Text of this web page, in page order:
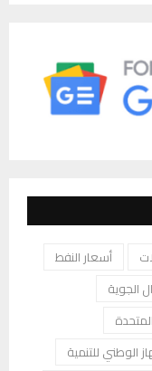
أسعار النفط
الجوية
الوطني للتنمية